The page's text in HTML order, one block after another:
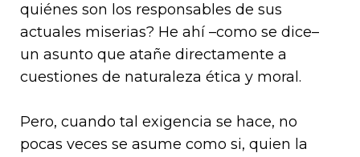
quiénes son los responsables de sus
actuales miserias? He ahí –como se dice–
un asunto que atañe directamente a
cuestiones de naturaleza ética y moral.
Pero, cuando tal exigencia se hace, no
pocas veces se asume como si, quien la